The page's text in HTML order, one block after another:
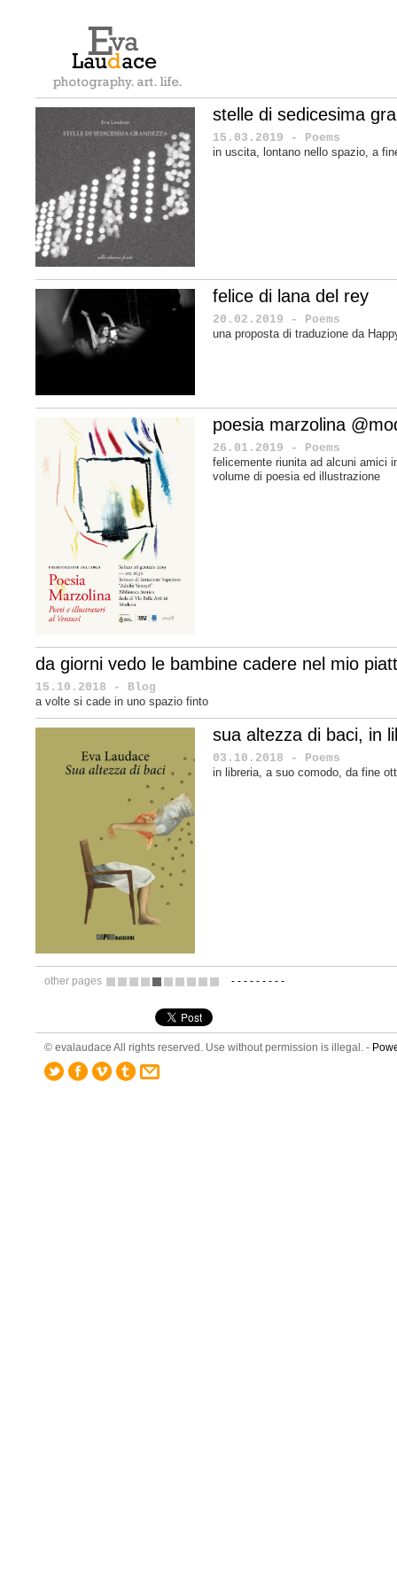
stelle di sedicesima
15.03.2019 - Poems
in uscita, lontano nello spazio, a
felice di lana del rey
20.02.2019 - Poems
una proposta di traduzione da
poesia marzolina
26.01.2019 - Poems
felicemente riunita ad alcuni amici
volume di poesia ed illustrazione
da giorni vedo le bambine cadere nel mio
15.10.2018 - Blog
a volte si cade in uno spazio finto
sua altezza di baci, in
03.10.2018 - Poems
in libreria, a suo comodo, da fine
other pages - - - - - - - - -
© evalaudace All rights reserved. Use without permission is illegal. -